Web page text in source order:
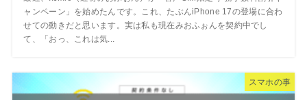
ャンペーン」を始めたんです。これ、たぶんiPhone 17の登場に合わ
せての動きだと思います。実は私も現在みおふぉんを契約中でし
て、「おっ、これは気...
スマホの事